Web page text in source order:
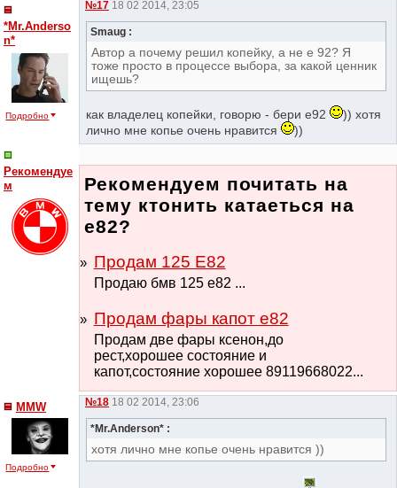
*Mr.Anderso
n*
Подробно
№17 18 02 2014, 23:05
Smaug :
Автор а почему решил копейку, а не е 92? Я
тоже просто в процессе выбора, за какой ценник
ищешь?
как владелец копейки, говорю - бери е92
)) хотя
лично мне копье очень нравится
))
Рекомендуе
м
Рекомендуем почитать на
тему ктонить катаеться на
е82?
Продам 125 Е82
Продаю бмв 125 е82 ...
Продам фары капот е82
Продам две фары ксенон,до
рест,хорошее состояние и
капот,состояние хорошее 89119668022...
MMW
Подробно
№18 18 02 2014, 23:06
*Mr.Anderson* :
хотя лично мне копье очень нравится ))